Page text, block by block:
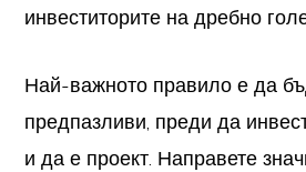
инвеститорите на дребно
Най-важното правило е да
предпазливи, преди да
и да е проект. Направете